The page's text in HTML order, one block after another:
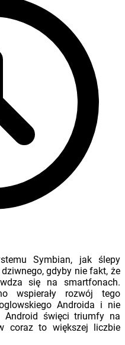
Symbian, jak ślepy
gdyby nie fakt, że
się na smartfonach.
wspierały rozwój tego
Androida i nie
święci triumfy na
coraz to większej liczbie